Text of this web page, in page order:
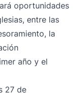
oportunidades
entre las
la
año y el
27 de